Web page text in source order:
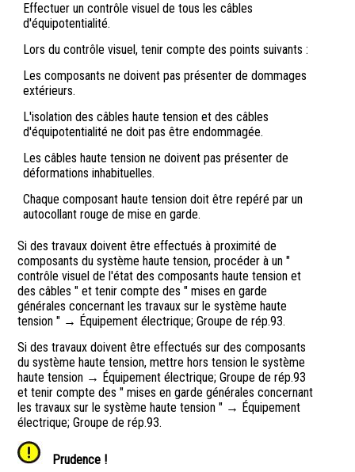
Effectuer un contrôle visuel de tous les câbles
d'équipotentialité.
Lors du contrôle visuel, tenir compte des points suivants :
Les composants ne doivent pas présenter de dommages
extérieurs.
L'isolation des câbles haute tension et des câbles
d'équipotentialité ne doit pas être endommagée.
Les câbles haute tension ne doivent pas présenter de
déformations inhabituelles.
Chaque composant haute tension doit être repéré par un
autocollant rouge de mise en garde.
Si des travaux doivent être effectués à proximité de
composants du système haute tension, procéder à un "
contrôle visuel de l'état des composants haute tension et
des câbles " et tenir compte des " mises en garde
générales concernant les travaux sur le système haute
tension " → Équipement électrique; Groupe de rép.93.
Si des travaux doivent être effectués sur des composants
du système haute tension, mettre hors tension le système
haute tension → Équipement électrique; Groupe de rép.93
et tenir compte des " mises en garde générales concernant
les travaux sur le système haute tension " → Équipement
électrique; Groupe de rép.93.
Prudence !